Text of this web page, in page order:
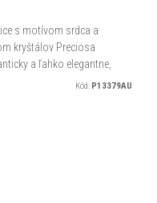
s motívom srdca a
kryštálov Preciosa
a ľahko elegantne,
pri chôdzi aKód: P13379AU